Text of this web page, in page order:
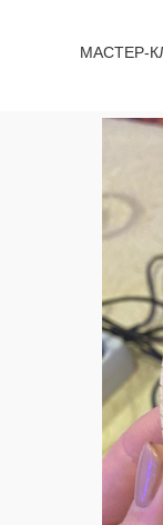
МАСТЕР-